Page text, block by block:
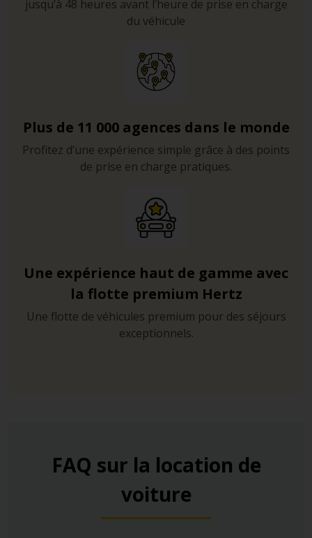
Les stations balnéaires les plus connues de Minorque
Si vous aimez les plages, les restaurants et les activités
touristiques, louez une voiture et rejoignez l’une des
calas : Cala Blanca, Cala Morell, Cala en Bosc, Cala en
tourisme.
jusqu’à 48 heures avant l’heure de prise en charge
du véhicule
Plus de 11 000 agences dans le monde
Profitez d’une expérience simple grâce à des points
de prise en charge pratiques.
Une expérience haut de gamme avec
la flotte premium Hertz
Une flotte de véhicules premium pour des séjours
exceptionnels.
FAQ sur la location de
voiture